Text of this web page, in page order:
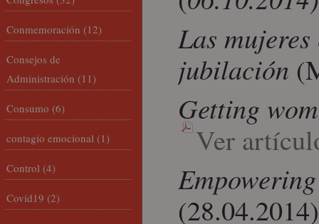
Las
jubilación
Getting
Ver
Conmemoración (12)
Consejos de
Administración (11)
Consumo (6)
contagio emocional (1)
Control (4)
Covid19 (2)